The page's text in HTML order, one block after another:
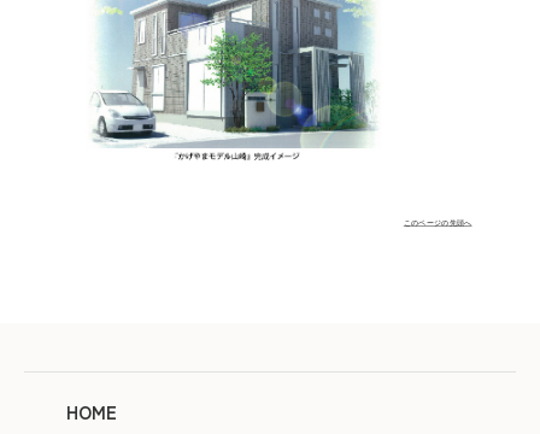
このページの先頭へ
HOME